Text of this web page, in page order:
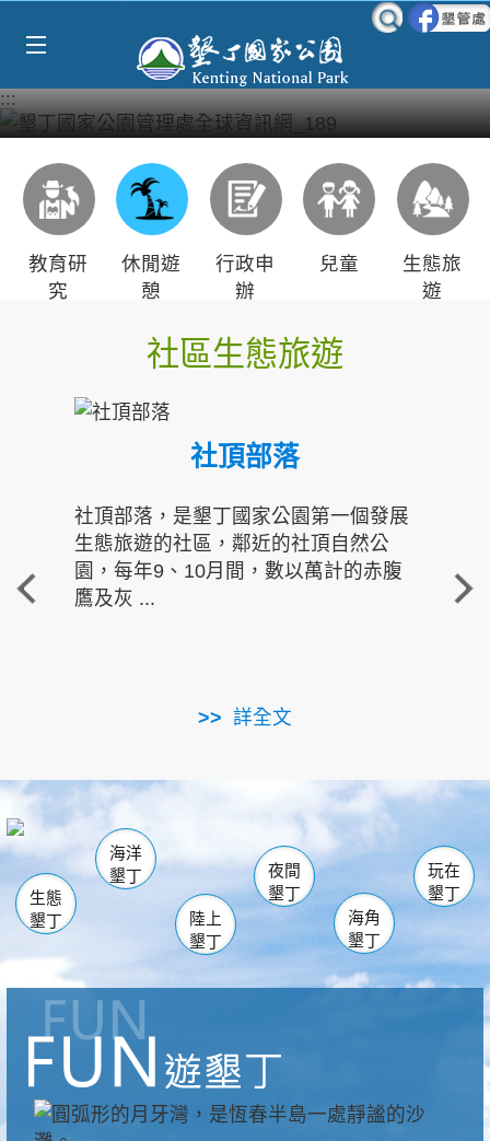
:::
教育研
究
休閒遊
憩
行政申
辦
兒童
生態旅
遊
社區生態旅遊
社頂部落
社頂部落，是墾丁國家公園第一個發展
生態旅遊的社區，鄰近的社頂自然公
園，每年9、10月間，數以萬計的赤腹
鷹及灰 ...
詳全文
重
走進
南仁湖
海生館
恆春 佳樂水
龍鑾潭自然中心 森林遊樂區
瓊麻館
關山 墾管處遊客中心
社頂公園 風吹沙
船帆石
白砂 龍磐公園
香蕉灣
砂島
鵝鑾鼻
生態
墾丁
海洋
墾丁
陸上
墾丁
夜間
墾丁
海角
墾丁
玩在
墾丁